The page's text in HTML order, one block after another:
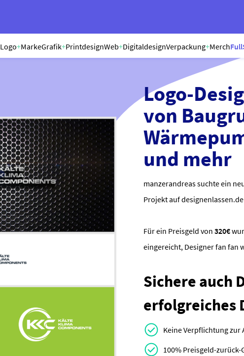
Logo+MarkeGrafik+PrintdesignWeb+DigitaldesignVerpackung+Merch
Logo-
von
und mehr
manzerandreas suchte ein
Projekt auf
Für ein Preisgeld von 320€
eingereicht, Designer fan fan
Sichere auch
erfolgreiches
Keine Verpflichtung zur
100% Preisgeld-zurück-